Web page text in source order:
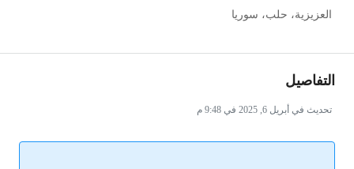
العزيزية، حلب، سوريا
التفاصيل
تحديث في أبريل 6, 2025 في 9:48 م